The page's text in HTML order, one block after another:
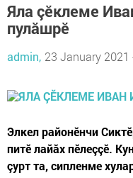
Яла çӗклеме
пулăшрӗ
admin, 23 January 2021
Элкел районӗнчи
питӗ лайăх пӗлеççӗ.
çурт та, сипленме